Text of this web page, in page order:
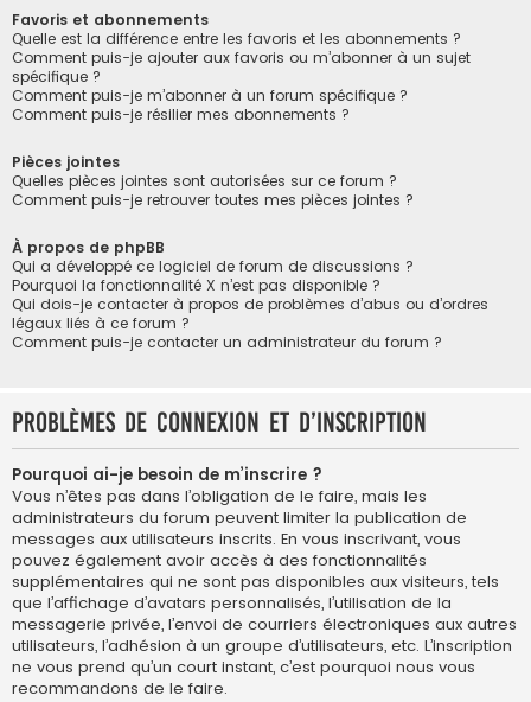
Favoris et abonnements
Quelle est la différence entre les favoris et les abonnements ?
Comment puis-je ajouter aux favoris ou m’abonner à un sujet
spécifique ?
Comment puis-je m’abonner à un forum spécifique ?
Comment puis-je résilier mes abonnements ?
Pièces jointes
Quelles pièces jointes sont autorisées sur ce forum ?
Comment puis-je retrouver toutes mes pièces jointes ?
À propos de phpBB
Qui a développé ce logiciel de forum de discussions ?
Pourquoi la fonctionnalité X n’est pas disponible ?
Qui dois-je contacter à propos de problèmes d’abus ou d’ordres
légaux liés à ce forum ?
Comment puis-je contacter un administrateur du forum ?
Problèmes de connexion et d’inscription
Pourquoi ai-je besoin de m’inscrire ?
Vous n’êtes pas dans l’obligation de le faire, mais les
administrateurs du forum peuvent limiter la publication de
messages aux utilisateurs inscrits. En vous inscrivant, vous
pouvez également avoir accès à des fonctionnalités
supplémentaires qui ne sont pas disponibles aux visiteurs, tels
que l’affichage d’avatars personnalisés, l’utilisation de la
messagerie privée, l’envoi de courriers électroniques aux autres
utilisateurs, l’adhésion à un groupe d’utilisateurs, etc. L’inscription
ne vous prend qu’un court instant, c’est pourquoi nous vous
recommandons de le faire.